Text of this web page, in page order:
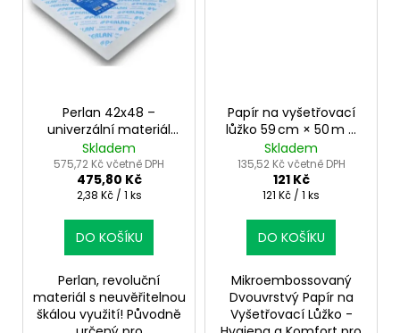
Perlan 42x48 –
univerzální materiál
pro hygienické a
filtrační použití
Skladem
575,72 Kč včetně DPH
475,80 Kč
Měrná
2,38 Kč / 1 ks
DO KOŠÍKU
Perlan, revoluční
materiál s neuvěřitelnou
škálou využití! Původně
Papír na vyšetřovací
lůžko 59 cm × 50 m –
mikroembossovaný
dvouvrstvý
Skladem
135,52 Kč včetně DPH
121 Kč
Měrná
121 Kč / 1 ks
DO KOŠÍKU
Mikroembossovaný
Dvouvrstvý Papír na
Vyšetřovací Lůžko -